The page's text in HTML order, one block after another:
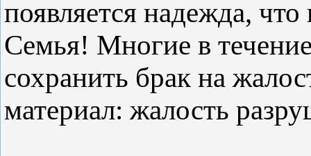
появляется надежда,
Семья! Многие в
сохранить брак на
материал: жалость